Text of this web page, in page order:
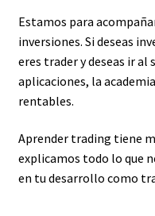
Estamos para
inversiones. Si deseas
eres trader y deseas ir al
aplicaciones, la
rentables.
Aprender trading tiene
explicamos todo lo que
en tu desarrollo como